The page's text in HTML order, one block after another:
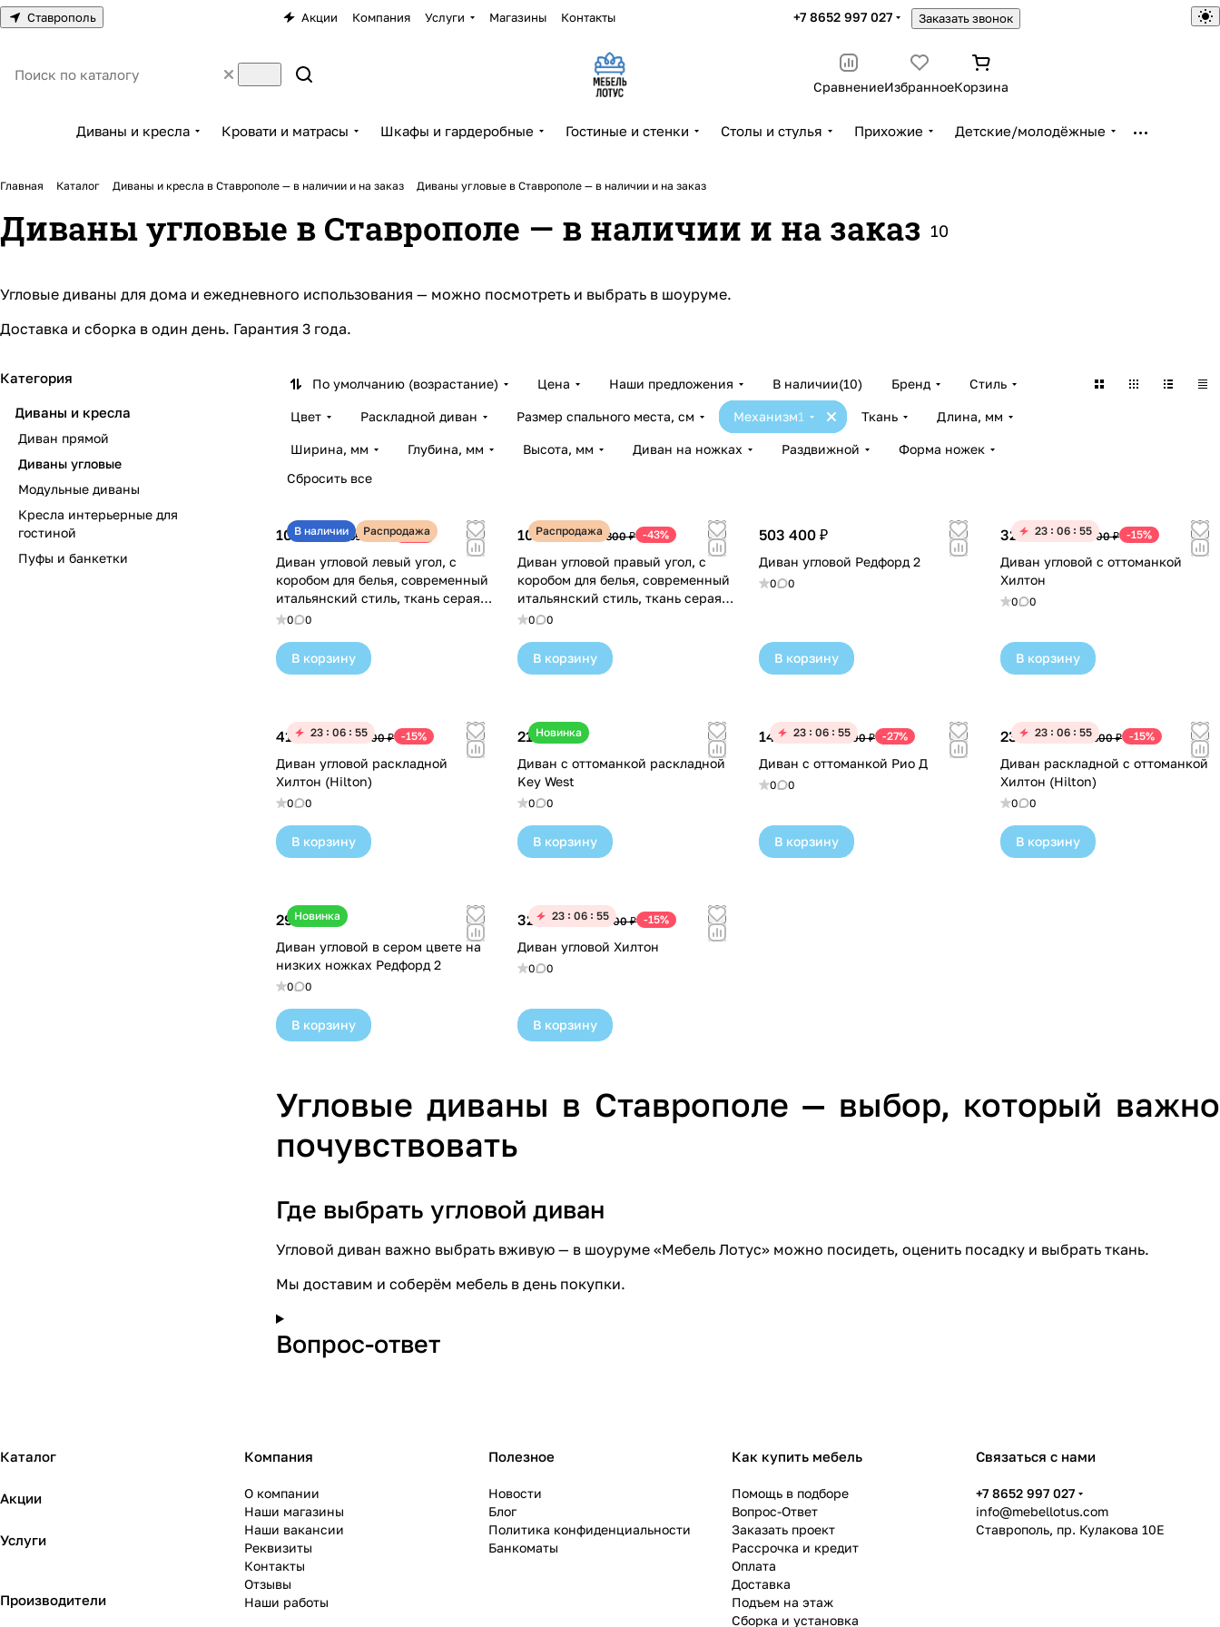
Ставрополь Акции Компания Услуги Магазины Контакты +7 8652 997 027 Заказать звонок
СравнениеИзбранноеКорзина
Диваны и кресла Кровати и матрасы Шкафы и гардеробные Гостиные и стенки Столы и стулья Прихожие Детские/молодёжные
Главная Каталог Диваны и кресла в Ставрополе — в наличии и на заказ Диваны угловые в Ставрополе — в наличии и на заказ
Диваны угловые в Ставрополе — в наличии и на заказ 10
Угловые диваны для дома и ежедневного использования — можно посмотреть и выбрать в шоуруме.
Доставка и сборка в один день. Гарантия 3 года.
По умолчанию (возрастание) Цена Наши предложения В наличии(10) Бренд Стиль
Цвет Раскладной диван Размер спального места, см Механизм1 Ткань Длина, мм
Ширина, мм Глубина, мм Высота, мм Диван на ножках Раздвижной
Форма ножек
Сбросить все
В наличии Распродажа
108 500 ₽189 800 ₽ -43%
Диван угловой левый угол, с
коробом для белья, современный
итальянский стиль, ткань серая
рогожка, на ножках Лотус SF-395
0 0
В корзину
Распродажа
108 500 ₽189 800 ₽ -43%
Диван угловой правый угол, с
коробом для белья, современный
итальянский стиль, ткань серая
рогожка, на ножках iCloud Лотус
0 0
В корзину
503 400 ₽
Диван угловой Редфорд 2
0 0
В корзину
23 06 55
324 530 ₽381 800 ₽ -15%
Диван угловой с оттоманкой
Хилтон
0 0
В корзину
23 06 55
417 860 ₽491 600 ₽ -15%
Диван угловой раскладной
Хилтон (Hilton)
0 0
В корзину
Новинка
211 700 ₽
Диван с оттоманкой раскладной
Key West
0 0
В корзину
23 06 55
144 100 ₽197 400 ₽ -27%
Диван с оттоманкой Рио Д
0 0
В корзину
23 06 55
238 680 ₽280 800 ₽ -15%
Диван раскладной с оттоманкой
Хилтон (Hilton)
0 0
В корзину
Новинка
290 000 ₽
Диван угловой в сером цвете на
низких ножках Редфорд 2
0 0
В корзину
23 06 55
324 530 ₽381 800 ₽ -15%
Диван угловой Хилтон
0 0
В корзину
Угловые диваны в Ставрополе — выбор, который важно
почувствовать
Где выбрать угловой диван
Угловой диван важно выбрать вживую — в шоуруме «Мебель Лотус» можно посидеть, оценить посадку и выбрать ткань.
Мы доставим и соберём мебель в день покупки.
Вопрос-ответ
Категория
Диваны и кресла
Диван прямой
Диваны угловые
Модульные диваны
Кресла интерьерные для
гостиной
Пуфы и банкетки
Каталог
Акции
Услуги
Производители
Компания
О компании
Наши магазины
Наши вакансии
Реквизиты
Контакты
Отзывы
Наши работы
Полезное
Новости
Блог
Политика конфиденциальности
Банкоматы
Как купить мебель
Помощь в подборе
Вопрос-Ответ
Заказать проект
Рассрочка и кредит
Оплата
Доставка
Подъем на этаж
Сборка и установка
Связаться с нами
+7 8652 997 027
info@mebellotus.com
Ставрополь, пр. Кулакова 10Е